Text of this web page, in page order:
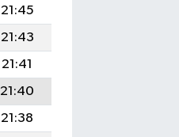
21:45
21:43
21:41
21:40
21:38